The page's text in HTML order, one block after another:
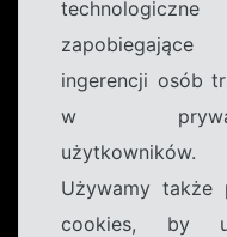
technologiczne
zapobiegające
ingerencji osób
w
użytkowników.
Używamy także
cookies, by